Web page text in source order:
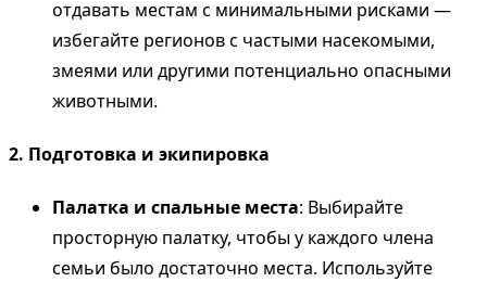
отдавать местам с минимальными рисками —
избегайте регионов с частыми насекомыми,
змеями или другими потенциально опасными
животными.
2. Подготовка и экипировка
Палатка и спальные места: Выбирайте
просторную палатку, чтобы у каждого члена
семьи было достаточно места. Используйте